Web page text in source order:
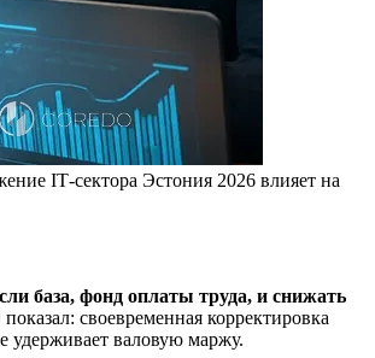
IT‑сектора Эстония 2026 влияет на
база, фонд оплаты труда, и снижать
своевременная корректировка
удерживает валовую маржу.